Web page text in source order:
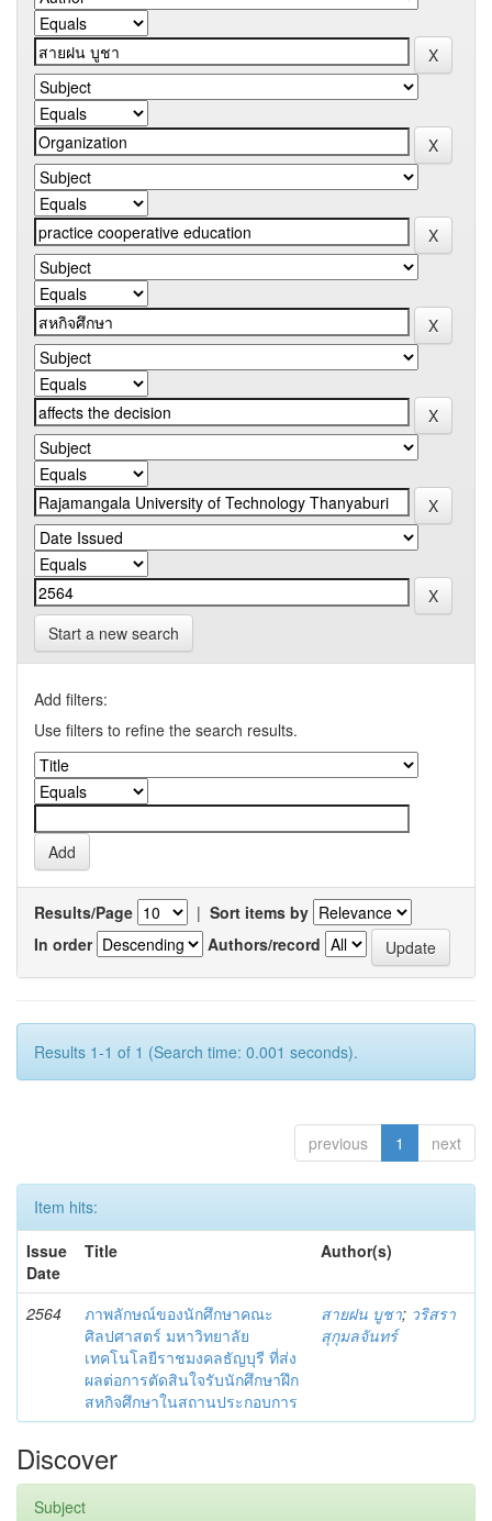
Start a new search
Add filters:
Use filters to refine the search results.
Results/Page | Sort items by
In order
Authors/record
Results 1-1 of 1 (Search time: 0.001 seconds).
previous 1 next
Item hits:
Issue
Date
Title Author(s)
2564
ภาพลักษณ์ของนักศึกษาคณะ
ศิลปศาสตร์ มหาวิทยาลัย
เทคโนโลยีราชมงคลธัญบุรี ที่ส่ง
ผลต่อการตัดสินใจรับนักศึกษาฝึก
สหกิจศึกษาในสถานประกอบการ
สายฝน บูชา; วริสรา
สุกุมลจันทร์
Discover
Subject